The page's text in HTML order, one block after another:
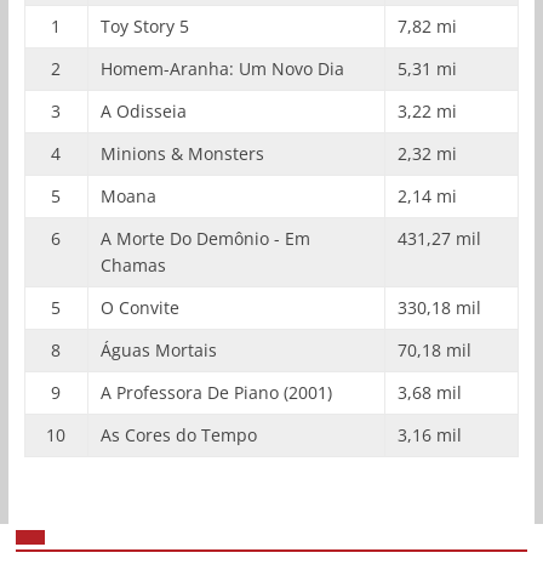
1
Toy Story 5
7,82 mi
2
Homem-Aranha: Um Novo Dia
5,31 mi
3
A Odisseia
3,22 mi
4
Minions & Monsters
2,32 mi
5
Moana
2,14 mi
6
A Morte Do Demônio - Em
Chamas
431,27 mil
5 O Convite
330,18 mil
8
Águas Mortais
70,18 mil
9
A Professora De Piano (2001)
3,68 mil
10
As Cores do Tempo 3,16 mil